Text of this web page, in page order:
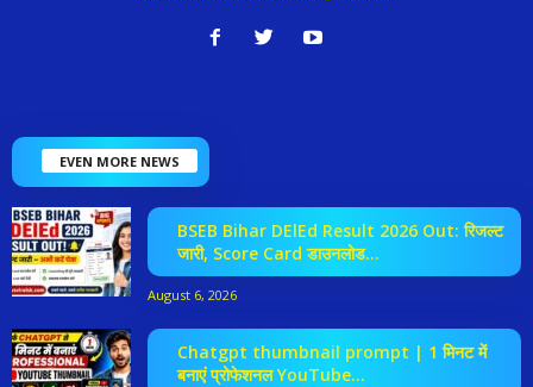
EVEN MORE NEWS
BSEB Bihar DElEd Result 2026 Out: रिजल्ट
जारी, Score Card डाउनलोड...
August 6, 2026
Chatgpt thumbnail prompt | 1 मिनट में
बनाएं प्रोफेशनल YouTube...